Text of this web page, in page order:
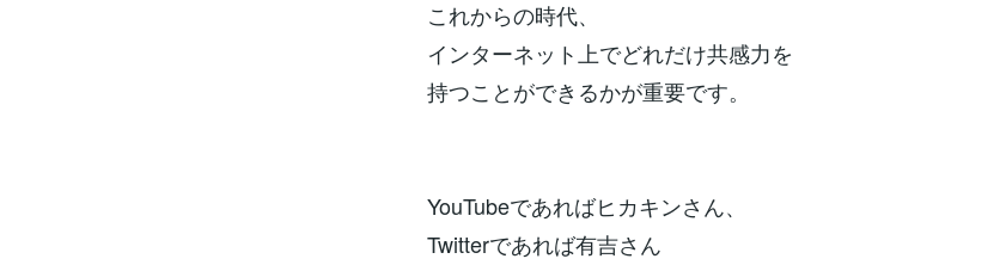
これからの時代、
インターネット上でどれだけ共感力を
持つことができるかが重要です。
YouTubeであればヒカキンさん、
Twitterであれば有吉さん